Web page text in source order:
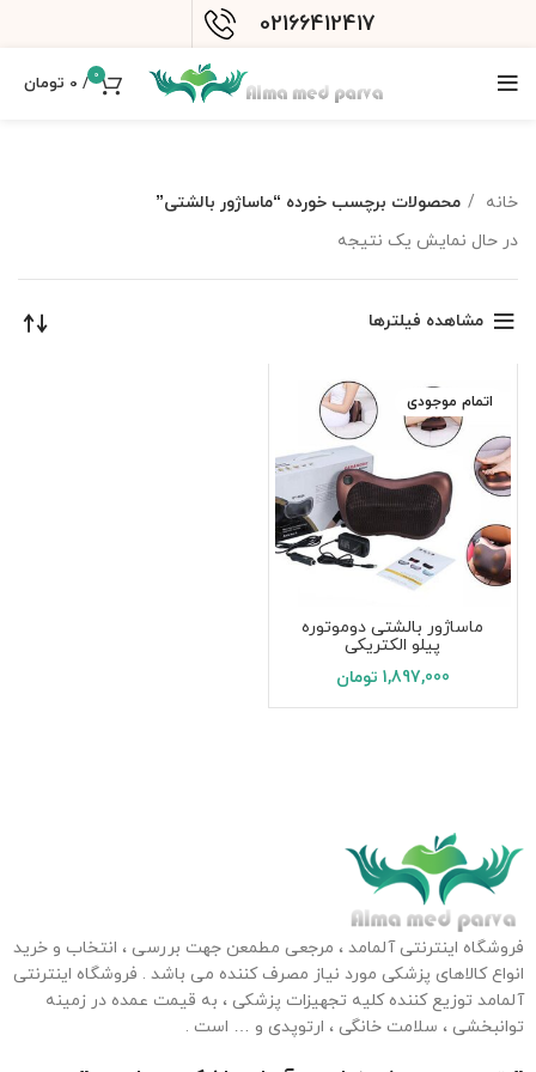
02166412417
0
/
0 تومان
خانه
محصولات برچسب خورده “ماساژور بالشتی”
در حال نمایش یک نتیجه
مشاهده فیلترها
اتمام موجودی
ماساژور بالشتی دوموتوره
پیلو الکتریکی
1,897,000 تومان
فروشگاه اینترنتی آلمامد ، مرجعی مطمعن جهت بررسی ، انتخاب و خرید
انواع کالاهای پزشکی مورد نیاز مصرف کننده می باشد . فروشگاه اینترنتی
آلمامد توزیع کننده کلیه تجهیزات پزشکی ، به قیمت عمده در زمینه
توانبخشی ، سلامت خانگی ، ارتوپدی و … است .